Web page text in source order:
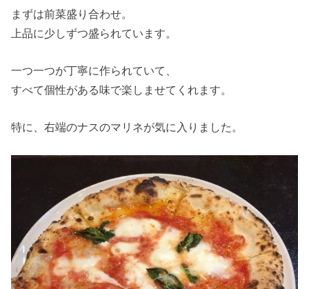
まずは前菜盛り合わせ。
上品に少しずつ盛られています。
一つ一つが丁寧に作られていて、
すべて個性がある味で楽しませてくれます。
特に、右端のナスのマリネが気に入りました。